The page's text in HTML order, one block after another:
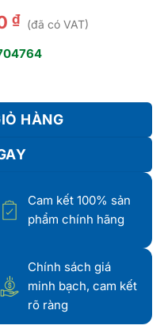
₫ (đã có VAT)
dừng - TBV01407BA#MBL
HÀNG
Cam kết 100% sản
phẩm chính hãng
Chính sách giá
minh bạch, cam kết
rõ ràng